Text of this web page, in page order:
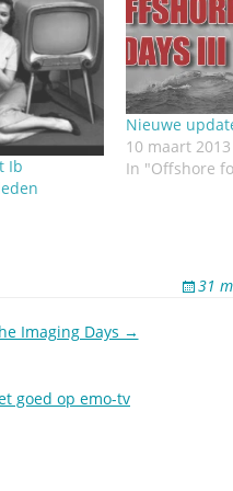
Ib
Nieuwe
10 maart 2013
In "Offshore
31
Imaging Days →
goed op emo-tv